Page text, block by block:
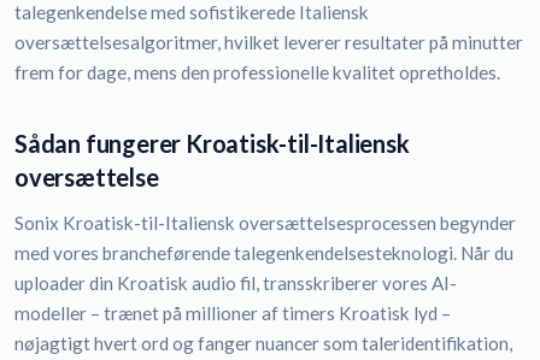
talegenkendelse med sofistikerede Italiensk
oversættelsesalgoritmer, hvilket leverer resultater på minutter
frem for dage, mens den professionelle kvalitet opretholdes.
Sådan fungerer Kroatisk-til-Italiensk
oversættelse
Sonix Kroatisk-til-Italiensk oversættelsesprocessen begynder
med vores brancheførende talegenkendelsesteknologi. Når du
uploader din Kroatisk audio fil, transskriberer vores AI-
modeller – trænet på millioner af timers Kroatisk lyd –
nøjagtigt hvert ord og fanger nuancer som taleridentifikation,